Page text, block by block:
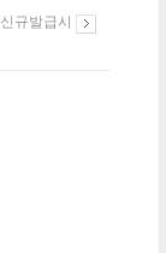
신규발급시